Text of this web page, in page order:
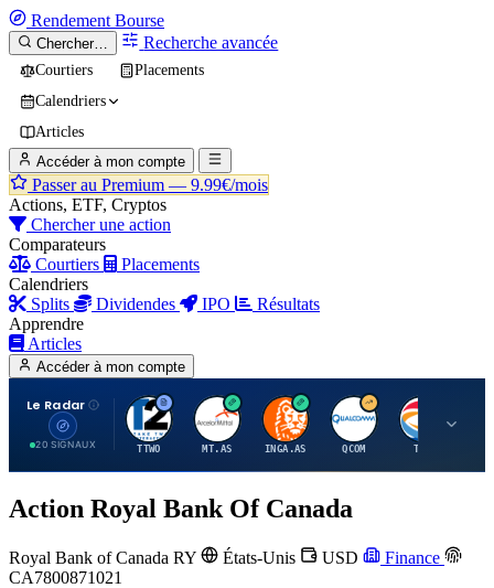
Rendement Bourse
Chercher… Recherche avancée
Courtiers
Placements
Calendriers
Articles
Accéder à mon compte
Passer au Premium — 9.99€/mois
Actions, ETF, Cryptos
Chercher une action
Comparateurs
Courtiers
Placements
Calendriers
Splits
Dividendes IPO
Résultats
Apprendre
Articles
Accéder à mon compte
Le Radar
20 SIGNAUX
T
TTWO
A
MT.AS
I
INGA.AS
Q
QCOM
T
TTE
Action Royal Bank Of Canada
Royal Bank of Canada RY États-Unis USD
Finance
CA7800871021